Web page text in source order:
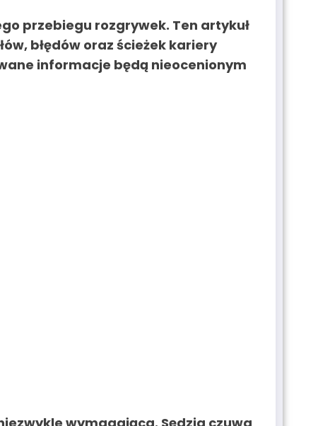
przebiegu rozgrywek. Ten artykuł
błędów oraz ścieżek kariery
informacje będą nieocenionym